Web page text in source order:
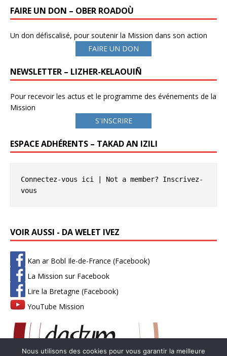
FAIRE UN DON – OBER ROADOÙ
Un don défiscalisé, pour soutenir la Mission dans son action
FAIRE UN DON
NEWSLETTER – LIZHER-KELAOUIÑ
Pour recevoir les actus et le programme des événements de la
Mission
S'INSCRIRE
ESPACE ADHÉRENTS – TAKAD AN IZILI
Connectez-vous ici | Not a member? Inscrivez-
vous
VOIR AUSSI - DA WELET IVEZ
Kan ar Bobl Ile-de-France (Facebook)
La Mission sur Facebook
Lire la Bretagne (Facebook)
YouTube Mission
Nous utilisons des cookies pour vous garantir la meilleure